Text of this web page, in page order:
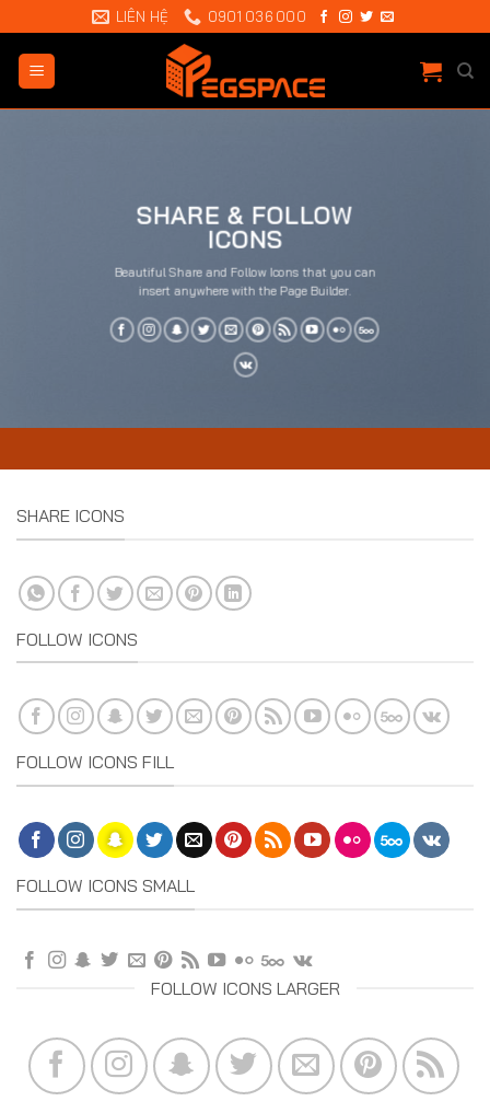
đến
dung
LIÊN HỆ 0901 036 000
SHARE & FOLLOW
ICONS
Beautiful Share and Follow Icons that you can
insert anywhere with the Page Builder.
SHARE ICONS
FOLLOW ICONS
FOLLOW ICONS FILL
FOLLOW ICONS SMALL
FOLLOW ICONS LARGER